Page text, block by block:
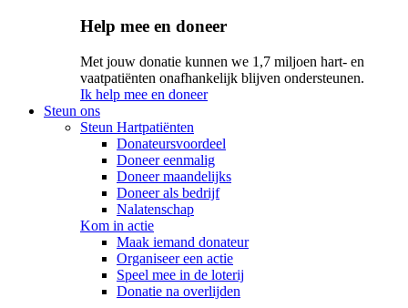
Help mee en doneer
Met jouw donatie kunnen we 1,7 miljoen hart- en
vaatpatiënten onafhankelijk blijven ondersteunen.
Ik help mee en doneer
Steun ons
Steun Hartpatiënten
Donateursvoordeel
Doneer eenmalig
Doneer maandelijks
Doneer als bedrijf
Nalatenschap
Kom in actie
Maak iemand donateur
Organiseer een actie
Speel mee in de loterij
Donatie na overlijden